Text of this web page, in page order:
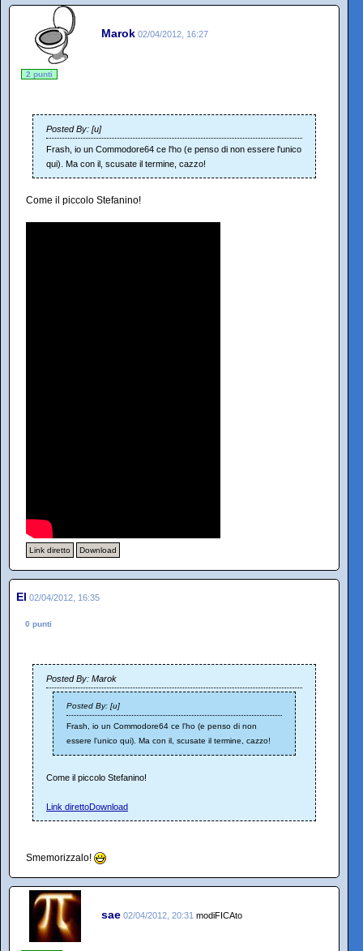
Marok 02/04/2012, 16:27
2 punti
Posted By: [u]
Frash, io un Commodore64 ce l'ho (e penso di non essere l'unico
qui). Ma con il, scusate il termine, cazzo!
Come il piccolo Stefanino!
Link diretto Download
El 02/04/2012, 16:35
0 punti
Posted By: Marok
Posted By: [u]
Frash, io un Commodore64 ce l'ho (e penso di non
essere l'unico qui). Ma con il, scusate il termine, cazzo!
Come il piccolo Stefanino!
Link direttoDownload
Smemorizzalo!
sae 02/04/2012, 20:31 modiFICAto